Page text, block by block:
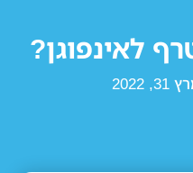
לאינפוגן?
2022